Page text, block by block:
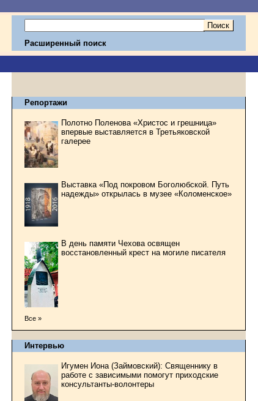
Расширенный поиск
Репортажи
Полотно Поленова «Христос и грешница»
впервые выставляется в Третьяковской
галерее
Выставка «Под покровом Боголюбской. Путь
надежды» открылась в музее «Коломенское»
В день памяти Чехова освящен
восстановленный крест на могиле писателя
Все »
Интервью
Игумен Иона (Займовский): Священнику в
работе с зависимыми помогут приходские
консультанты-волонтеры